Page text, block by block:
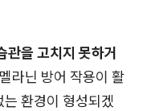
관을 고치지 못하거
멜라닌 방어 작용이 활
환경이 형성되겠